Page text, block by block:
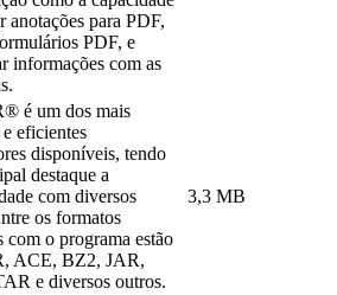
anotações para PDF,
PDF, e
informações com as
é um dos mais
eficientes
disponíveis, tendo
destaque a
com diversos
os formatos
com o programa estão
ACE, BZ2, JAR,
e diversos outros.
3,3 MB